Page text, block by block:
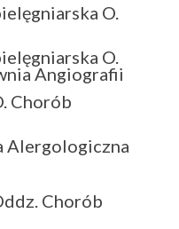
O.
O.
Angiografii
Chorób
Alergologiczna
Chorób